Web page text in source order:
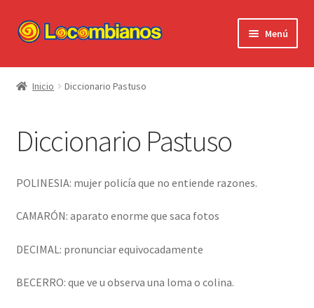
Ir
a
navegación
Ir
al
Menú
Locombianos
El Chuzo
Camisetas
Stickers
Ayuda al Cliente
Inicio Diccionario Pastuso
Diccionario Pastuso
POLINESIA: mujer policía que no entiende razones.
CAMARÓN: aparato enorme que saca fotos
DECIMAL: pronunciar equivocadamente
BECERRO: que ve u observa una loma o colina.